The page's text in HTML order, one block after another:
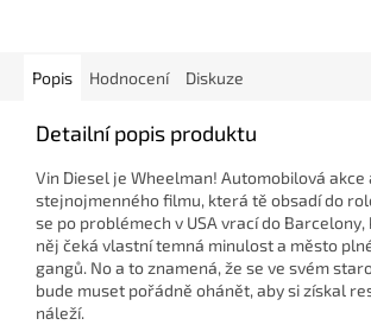
Popis Hodnocení Diskuze
Detailní popis produktu
Vin Diesel je Wheelman! Automobilová akce
stejnojmenného filmu, která tě obsadí do
se po problémech v USA vrací do Barcelony,
něj čeká vlastní temná minulost a město
gangů. No a to znamená, že se ve svém
bude muset pořádně ohánět, aby si získal
náleží.